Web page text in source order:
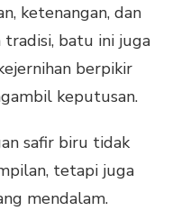
ketenangan, dan
batu ini juga
berpikir
keputusan.
safir biru tidak
tetapi juga
mendalam.